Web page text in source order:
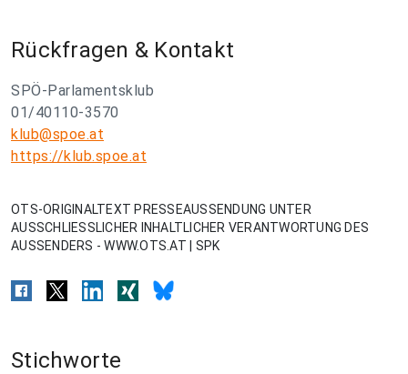
Rückfragen & Kontakt
SPÖ-Parlamentsklub
01/40110-3570
klub@spoe.at
https://klub.spoe.at
OTS-ORIGINALTEXT PRESSEAUSSENDUNG UNTER
AUSSCHLIESSLICHER INHALTLICHER VERANTWORTUNG DES
AUSSENDERS - WWW.OTS.AT | SPK
Stichworte